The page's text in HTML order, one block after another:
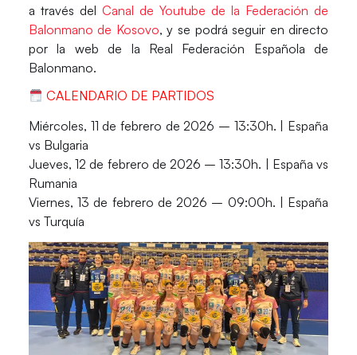
a través del Canal de Youtube de la Federación de
Balonmano de Kosovo, y se podrá seguir en directo
por la web de la Real Federación Española de
Balonmano.
CALENDARIO DE PARTIDOS
Miércoles, 11 de febrero de 2026 – 13:30h. | España
vs Bulgaria
Jueves, 12 de febrero de 2026 – 13:30h. | España vs
Rumania
Viernes, 13 de febrero de 2026 – 09:00h. | España
vs Turquía